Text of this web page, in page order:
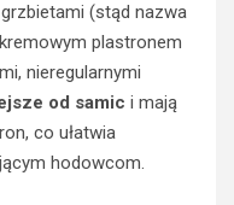
(stąd nazwa
plastronem
nieregularnymi
od samic i mają
co ułatwia
hodowcom.